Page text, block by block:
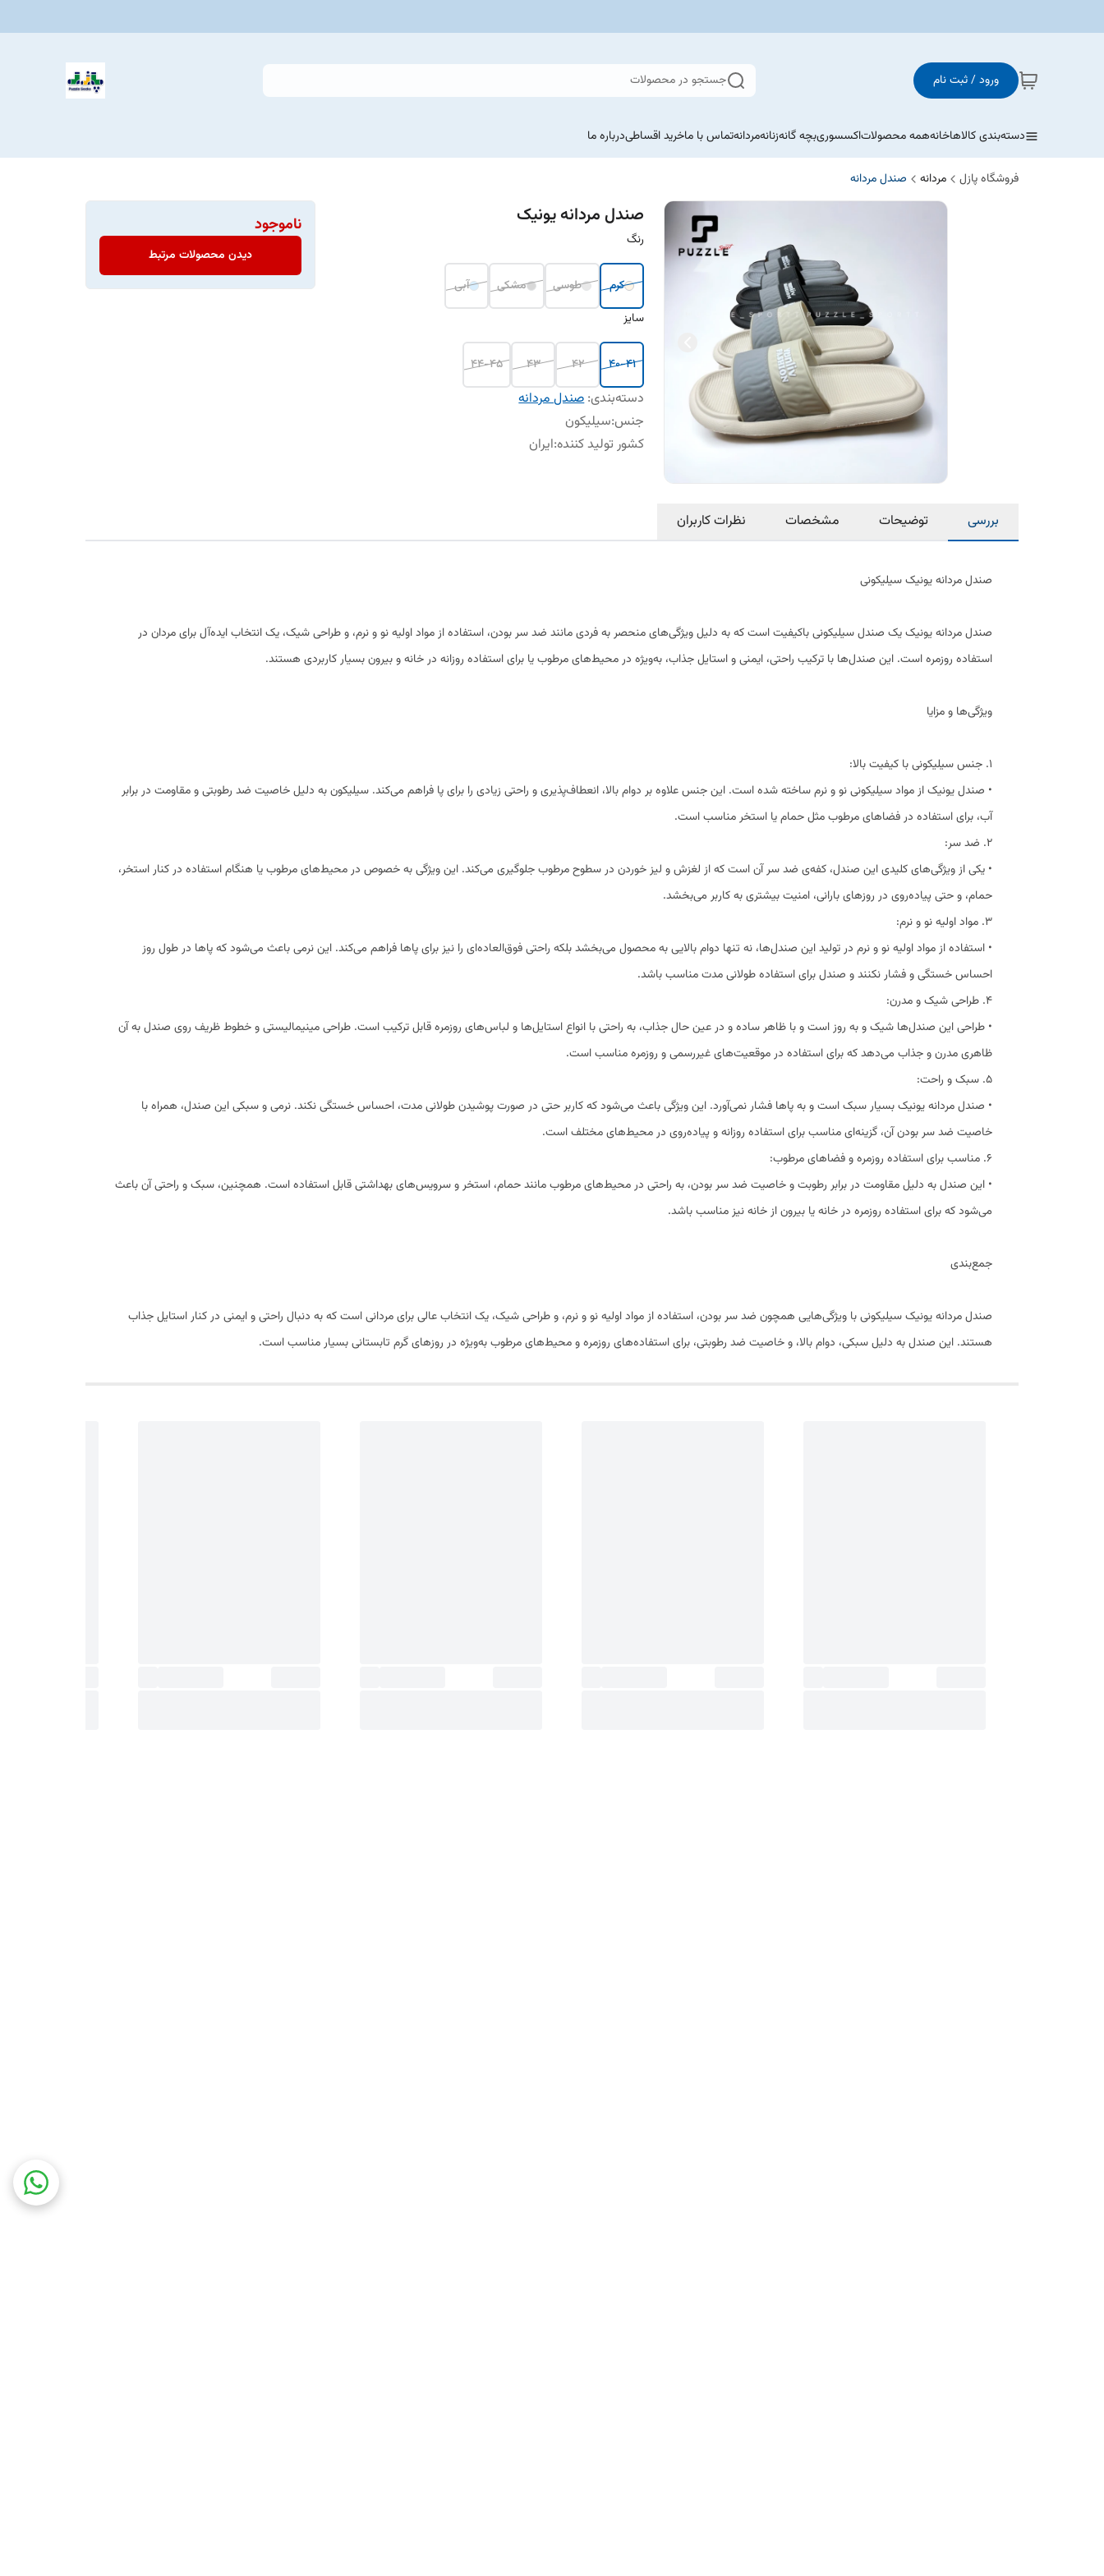
ورود / ثبت نام جستجو در محصولات
دسته‌بندی کالاهاخانههمه محصولاتاکسسوریبچه گانهزنانهمردانهتماس با ماخرید اقساطیدرباره ما
فروشگاه پازل مردانه صندل مردانه
صندل مردانه یونیک
رنگ
کرم طوسی مشکی
آبی
سایز
40-41
42
43
44-45
دسته‌بندی:صندل مردانه
جنس:سیلیکون
کشور تولید کننده:ایران
ناموجود
دیدن محصولات مرتبط
بررسی توضیحات مشخصات نظرات کاربران
صندل مردانه یونیک سیلیکونی
صندل مردانه یونیک یک صندل سیلیکونی باکیفیت است که به دلیل ویژگی‌های منحصر به فردی مانند ضد سر بودن، استفاده از مواد اولیه نو و نرم، و طراحی شیک، یک انتخاب ایده‌آل برای مردان در
استفاده روزمره است. این صندل‌ها با ترکیب راحتی، ایمنی و استایل جذاب، به‌ویژه در محیط‌های مرطوب یا برای استفاده روزانه در خانه و بیرون بسیار کاربردی هستند.
ویژگی‌ها و مزایا
1. جنس سیلیکونی با کیفیت بالا:
• صندل یونیک از مواد سیلیکونی نو و نرم ساخته شده است. این جنس علاوه بر دوام بالا، انعطاف‌پذیری و راحتی زیادی را برای پا فراهم می‌کند. سیلیکون به دلیل خاصیت ضد رطوبتی و مقاومت در برابر
آب، برای استفاده در فضاهای مرطوب مثل حمام یا استخر مناسب است.
2. ضد سر:
• یکی از ویژگی‌های کلیدی این صندل، کفه‌ی ضد سر آن است که از لغزش و لیز خوردن در سطوح مرطوب جلوگیری می‌کند. این ویژگی به خصوص در محیط‌های مرطوب یا هنگام استفاده در کنار استخر،
حمام، و حتی پیاده‌روی در روزهای بارانی، امنیت بیشتری به کاربر می‌بخشد.
3. مواد اولیه نو و نرم:
• استفاده از مواد اولیه نو و نرم در تولید این صندل‌ها، نه تنها دوام بالایی به محصول می‌بخشد بلکه راحتی فوق‌العاده‌ای را نیز برای پاها فراهم می‌کند. این نرمی باعث می‌شود که پاها در طول روز
احساس خستگی و فشار نکنند و صندل برای استفاده طولانی مدت مناسب باشد.
4. طراحی شیک و مدرن:
• طراحی این صندل‌ها شیک و به روز است و با ظاهر ساده و در عین حال جذاب، به راحتی با انواع استایل‌ها و لباس‌های روزمره قابل ترکیب است. طراحی مینیمالیستی و خطوط ظریف روی صندل به آن
ظاهری مدرن و جذاب می‌دهد که برای استفاده در موقعیت‌های غیررسمی و روزمره مناسب است.
5. سبک و راحت:
• صندل مردانه یونیک بسیار سبک است و به پاها فشار نمی‌آورد. این ویژگی باعث می‌شود که کاربر حتی در صورت پوشیدن طولانی مدت، احساس خستگی نکند. نرمی و سبکی این صندل، همراه با
خاصیت ضد سر بودن آن، گزینه‌ای مناسب برای استفاده روزانه و پیاده‌روی در محیط‌های مختلف است.
6. مناسب برای استفاده روزمره و فضاهای مرطوب:
• این صندل به دلیل مقاومت در برابر رطوبت و خاصیت ضد سر بودن، به راحتی در محیط‌های مرطوب مانند حمام، استخر و سرویس‌های بهداشتی قابل استفاده است. همچنین، سبک و راحتی آن باعث
می‌شود که برای استفاده روزمره در خانه یا بیرون از خانه نیز مناسب باشد.
جمع‌بندی
صندل مردانه یونیک سیلیکونی با ویژگی‌هایی همچون ضد سر بودن، استفاده از مواد اولیه نو و نرم، و طراحی شیک، یک انتخاب عالی برای مردانی است که به دنبال راحتی و ایمنی در کنار استایل جذاب
هستند. این صندل به دلیل سبکی، دوام بالا، و خاصیت ضد رطوبتی، برای استفاده‌های روزمره و محیط‌های مرطوب به‌ویژه در روزهای گرم تابستانی بسیار مناسب است.